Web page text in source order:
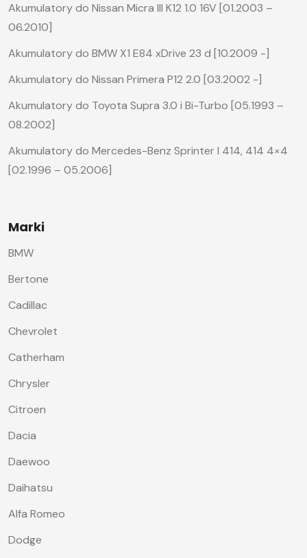
Akumulatory do Nissan Micra III K12 1.0 16V [01.2003 –
06.2010]
Akumulatory do BMW X1 E84 xDrive 23 d [10.2009 -]
Akumulatory do Nissan Primera P12 2.0 [03.2002 -]
Akumulatory do Toyota Supra 3.0 i Bi-Turbo [05.1993 –
08.2002]
Akumulatory do Mercedes-Benz Sprinter I 414, 414 4×4
[02.1996 – 05.2006]
Marki
BMW
Bertone
Cadillac
Chevrolet
Catherham
Chrysler
Citroen
Dacia
Daewoo
Daihatsu
Alfa Romeo
Dodge